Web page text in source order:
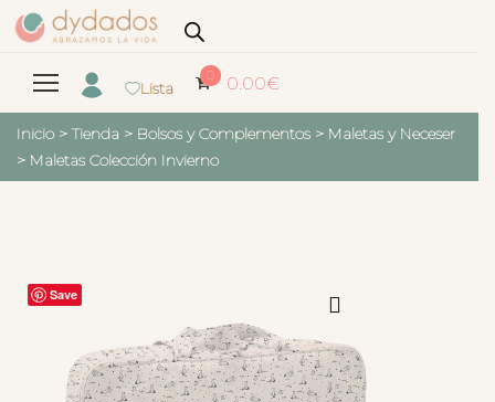
Lista
0 0.00€
Inicio > Tienda > Bolsos y Complementos > Maletas y Neceser
> Maletas Colección Invierno
Save